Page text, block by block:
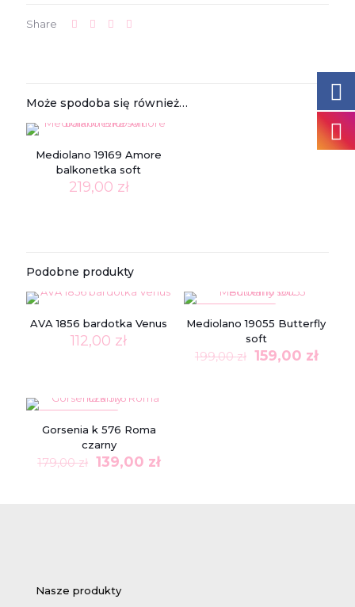
Share
Może spodoba się również…
Mediolano 19169 Amore
balkonetka soft
219,00 zł
Podobne produkty
AVA 1856 bardotka Venus
112,00 zł
Mediolano 19055 Butterfly
soft
199,00zł Pierwotna
159,00 zł
Gorsenia k 576 Roma
czarny
179,00zł Pierwotna
139,00 złAktualna
Nasze produkty